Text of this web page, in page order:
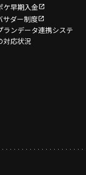
ケ早期入金
サダー制度
ランデータ連携システ
対応状況